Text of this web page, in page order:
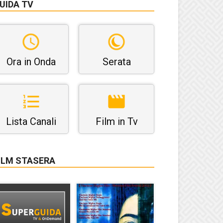
TV
Ora in Onda Serata
Lista Canali Film in Tv
STASERA